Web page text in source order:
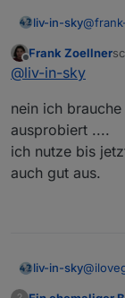
liv-in-sky@
nicht
nicht
Offline
Frank Zoellner
@liv-in-sky
nein ich
ausprobiert ....
ich nutze bis
auch gut aus.
liv-in-sky@